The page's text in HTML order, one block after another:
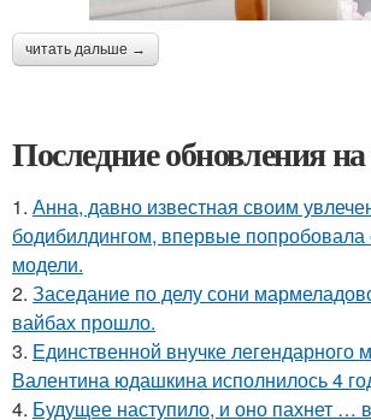
читать дальше →
Последние обновления на
1. Анна, давно известная своим
бодибилдингом, впервые попробовала
модели.
2. Заседание по делу сони
вайбах прошло.
3. Единственной внучке легендарного
Валентина юдашкина исполнилось 4
4. Будущее наступило, и оно пахнет …